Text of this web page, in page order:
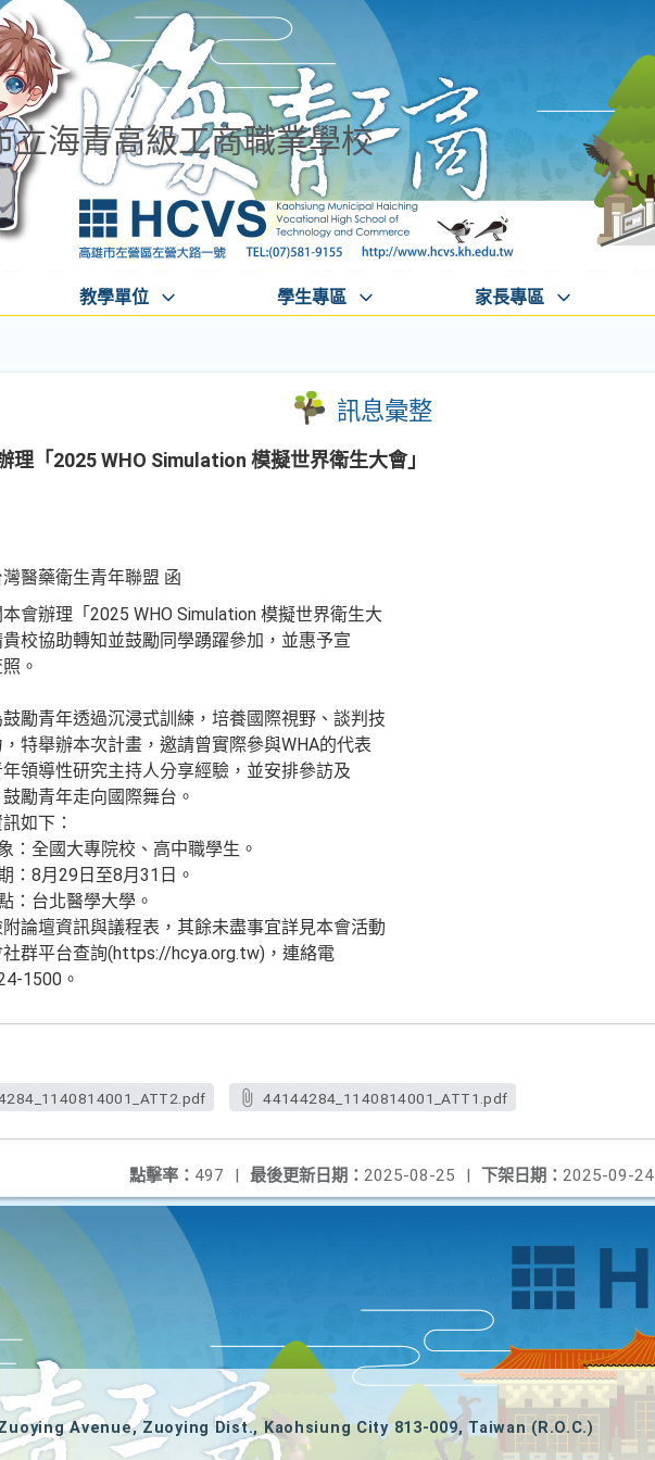
立海青高級工商職業學校
教學單位 學生專區 家長專區
訊息彙整
理「2025 WHO Simulation 模擬世界衛生大會」
醫藥衛生青年聯盟 函
會辦理「2025 WHO Simulation 模擬世界衛生大
校協助轉知並鼓勵同學踴躍參加，並惠予宣
。
勵青年透過沉浸式訓練，培養國際視野、談判技
特舉辦本次計畫，邀請曾實際參與WHA的代表
領導性研究主持人分享經驗，並安排參訪及
勵青年走向國際舞台。
如下：
：全國大專院校、高中職學生。
：8月29日至8月31日。
：台北醫學大學。
論壇資訊與議程表，其餘未盡事宜詳見本會活動
群平台查詢(https://hcya.org.tw)，連絡電
1500。
44144284_1140814001_ATT1.pdf
下架日期： 2025-09-24
最後更新日期： 2025-08-25 |
點擊率： 497 |
Avenue, Zuoying Dist., Kaohsiung City 813-009, Taiwan (R.O.C.)